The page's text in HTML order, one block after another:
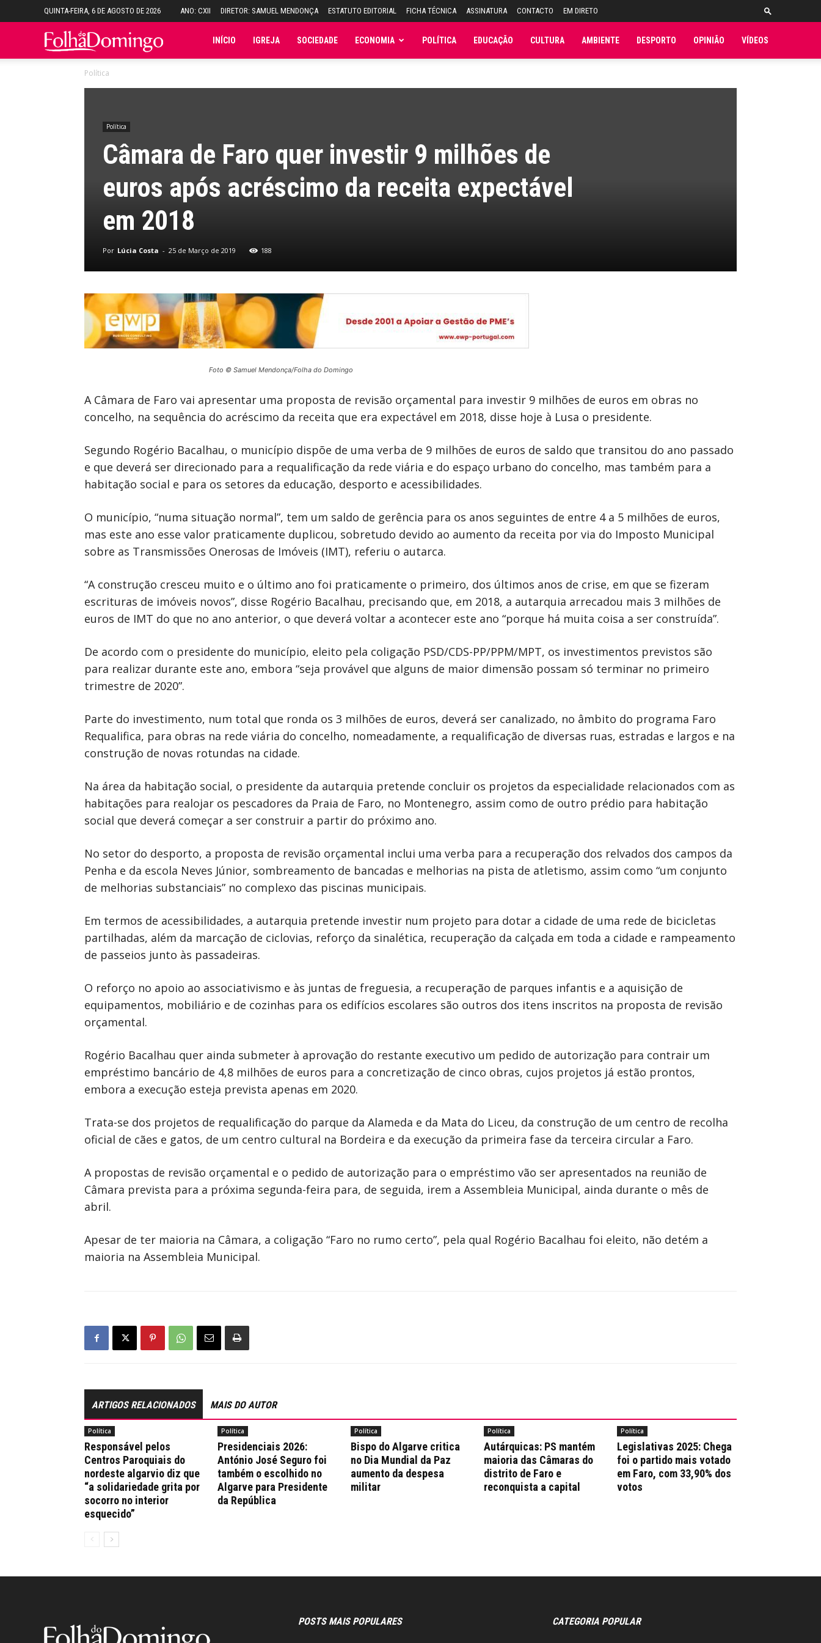
QUINTA-FEIRA, 6 DE AGOSTO DE 2026 ANO: CXII DIRETOR: SAMUEL MENDONÇA ESTATUTO EDITORIAL FICHA TÉCNICA ASSINATURA CONTACTO EM DIRETO
Folha INÍCIO IGREJA SOCIEDADE ECONOMIA POLÍTICA EDUCAÇÃO CULTURA AMBIENTE DESPORTO OPINIÃO VÍDEOS
Política
Política
Câmara de Faro quer investir 9 milhões de
euros após acréscimo da receita expectável
em 2018
Por Lúcia Costa - 25 de Março de 2019 188
Foto © Samuel Mendonça/Folha do Domingo
A Câmara de Faro vai apresentar uma proposta de revisão orçamental para investir 9 milhões de euros em obras no
concelho, na sequência do acréscimo da receita que era expectável em 2018, disse hoje à Lusa o presidente.
Segundo Rogério Bacalhau, o município dispõe de uma verba de 9 milhões de euros de saldo que transitou do ano passado
e que deverá ser direcionado para a requalificação da rede viária e do espaço urbano do concelho, mas também para a
habitação social e para os setores da educação, desporto e acessibilidades.
O município, “numa situação normal”, tem um saldo de gerência para os anos seguintes de entre 4 a 5 milhões de euros,
mas este ano esse valor praticamente duplicou, sobretudo devido ao aumento da receita por via do Imposto Municipal
sobre as Transmissões Onerosas de Imóveis (IMT), referiu o autarca.
“A construção cresceu muito e o último ano foi praticamente o primeiro, dos últimos anos de crise, em que se fizeram
escrituras de imóveis novos”, disse Rogério Bacalhau, precisando que, em 2018, a autarquia arrecadou mais 3 milhões de
euros de IMT do que no ano anterior, o que deverá voltar a acontecer este ano “porque há muita coisa a ser construída”.
De acordo com o presidente do município, eleito pela coligação PSD/CDS-PP/PPM/MPT, os investimentos previstos são
para realizar durante este ano, embora “seja provável que alguns de maior dimensão possam só terminar no primeiro
trimestre de 2020”.
Parte do investimento, num total que ronda os 3 milhões de euros, deverá ser canalizado, no âmbito do programa Faro
Requalifica, para obras na rede viária do concelho, nomeadamente, a requalificação de diversas ruas, estradas e largos e na
construção de novas rotundas na cidade.
Na área da habitação social, o presidente da autarquia pretende concluir os projetos da especialidade relacionados com as
habitações para realojar os pescadores da Praia de Faro, no Montenegro, assim como de outro prédio para habitação
social que deverá começar a ser construir a partir do próximo ano.
No setor do desporto, a proposta de revisão orçamental inclui uma verba para a recuperação dos relvados dos campos da
Penha e da escola Neves Júnior, sombreamento de bancadas e melhorias na pista de atletismo, assim como “um conjunto
de melhorias substanciais” no complexo das piscinas municipais.
Em termos de acessibilidades, a autarquia pretende investir num projeto para dotar a cidade de uma rede de bicicletas
partilhadas, além da marcação de ciclovias, reforço da sinalética, recuperação da calçada em toda a cidade e rampeamento
de passeios junto às passadeiras.
O reforço no apoio ao associativismo e às juntas de freguesia, a recuperação de parques infantis e a aquisição de
equipamentos, mobiliário e de cozinhas para os edifícios escolares são outros dos itens inscritos na proposta de revisão
orçamental.
Rogério Bacalhau quer ainda submeter à aprovação do restante executivo um pedido de autorização para contrair um
empréstimo bancário de 4,8 milhões de euros para a concretização de cinco obras, cujos projetos já estão prontos,
embora a execução esteja prevista apenas em 2020.
Trata-se dos projetos de requalificação do parque da Alameda e da Mata do Liceu, da construção de um centro de recolha
oficial de cães e gatos, de um centro cultural na Bordeira e da execução da primeira fase da terceira circular a Faro.
A propostas de revisão orçamental e o pedido de autorização para o empréstimo vão ser apresentados na reunião de
Câmara prevista para a próxima segunda-feira para, de seguida, irem a Assembleia Municipal, ainda durante o mês de
abril.
Apesar de ter maioria na Câmara, a coligação “Faro no rumo certo”, pela qual Rogério Bacalhau foi eleito, não detém a
maioria na Assembleia Municipal.
ARTIGOS RELACIONADOS MAIS DO AUTOR
Política
Responsável pelos
Centros Paroquiais do
nordeste algarvio diz que
“a solidariedade grita por
socorro no interior
esquecido”
Política
Presidenciais 2026:
António José Seguro foi
também o escolhido no
Algarve para Presidente
da República
Política
Bispo do Algarve critica
no Dia Mundial da Paz
aumento da despesa
militar
Política
Autárquicas: PS mantém
maioria das Câmaras do
distrito de Faro e
reconquista a capital
Política
Legislativas 2025: Chega
foi o partido mais votado
em Faro, com 33,90% dos
votos
POSTS MAIS POPULARES CATEGORIA POPULAR